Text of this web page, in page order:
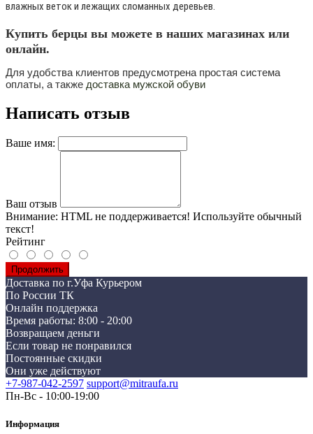
влажных веток и лежащих сломанных деревьев.
Купить берцы вы можете в наших магазинах или
онлайн.
Для удобства клиентов предусмотрена простая система
оплаты, а также доставка мужской обуви
Написать отзыв
Ваше имя:
Ваш отзыв
Внимание: HTML не поддерживается! Используйте обычный
текст!
Рейтинг
Продолжить
Доставка по г.Уфа Курьером
По России ТК
Онлайн поддержка
Время работы: 8:00 - 20:00
Возвращаем деньги
Если товар не понравился
Постоянные скидки
Они уже действуют
+7-987-042-2597 support@mitraufa.ru
Пн-Вс - 10:00-19:00
Информация